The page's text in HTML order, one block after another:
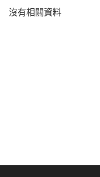
沒有相關資料